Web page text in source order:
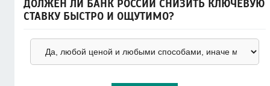
ДОЛЖЕН ЛИ БАНК РОССИИ СНИЗИТЬ КЛЮЧЕВУЮ
СТАВКУ БЫСТРО И ОЩУТИМО?